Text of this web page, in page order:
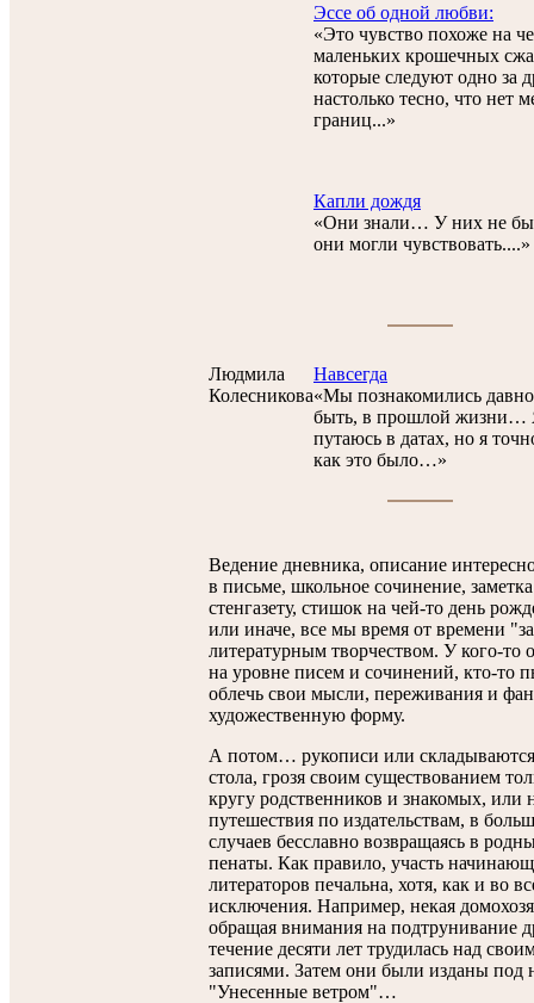
Эссе об одной любви:
«Это чувство похоже на
маленьких крошечных
которые следуют одно за
настолько тесно, что нет
границ...»
Капли дождя
«Они знали… У них не
они могли чувствовать....»
Людмила
Колесникова
Навсегда
«Мы познакомились
быть, в прошлой жизни…
путаюсь в датах, но я
как это было…»
Ведение дневника, описание
в письме, школьное сочинение,
стенгазету, стишок на чей-то день
или иначе, все мы время от времени
литературным творчеством. У кого-то
на уровне писем и сочинений, кто-то
облечь свои мысли, переживания и
художественную форму.
А потом… рукописи или
стола, грозя своим существованием
кругу родственников и знакомых, или
путешествия по издательствам, в
случаев бесславно возвращаясь в
пенаты. Как правило, участь
литераторов печальна, хотя, как и во
исключения. Например, некая
обращая внимания на подтрунивание
течение десяти лет трудилась над
записями. Затем они были изданы под
"Унесенные ветром"…